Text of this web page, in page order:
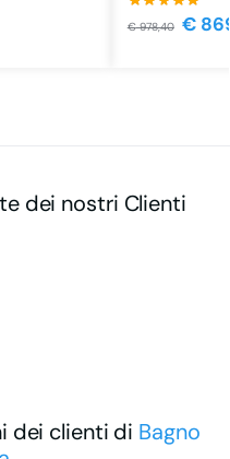
€978,40 €
dei nostri Clienti
dei clienti di Bagno